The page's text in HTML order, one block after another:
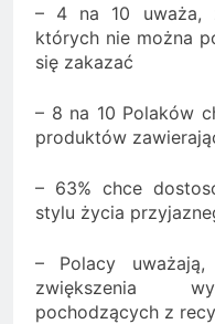
– 4 na 10 uważa,
których nie można
się zakazać
– 8 na 10 Polaków
produktów
– 63% chce
stylu życia
– Polacy
zwiększenia
pochodzących z